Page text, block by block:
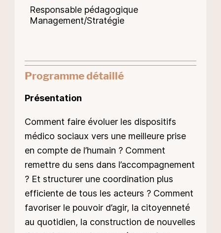
Responsable pédagogique
Management/Stratégie
Programme détaillé
Présentation
Comment faire évoluer les dispositifs
médico sociaux vers une meilleure prise
en compte de l’humain ? Comment
remettre du sens dans l’accompagnement
? Et structurer une coordination plus
efficiente de tous les acteurs ? Comment
favoriser le pouvoir d’agir, la citoyenneté
au quotidien, la construction de nouvelles